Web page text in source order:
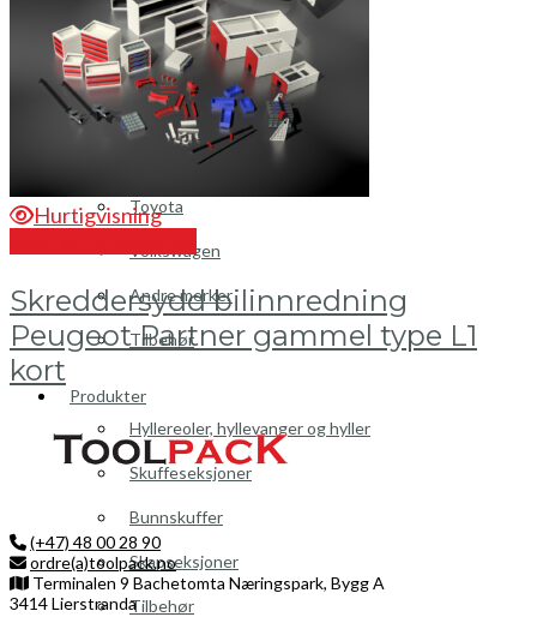
Nissan
Opel
Peugeot
Toyota
Volkswagen
Andre merker
Tilbehør
Produkter
Hyllereoler, hyllevanger og hyller
Skuffeseksjoner
Bunnskuffer
Skapseksjoner
Tilbehør
Hurtigvisning
Skreddersydd bilinnredning
Peugeot Partner gammel type L1
kort
(+47) 48 00 28 90
ordre(a)toolpack.no
Terminalen 9 Bachetomta Næringspark, Bygg A
3414 Lierstranda